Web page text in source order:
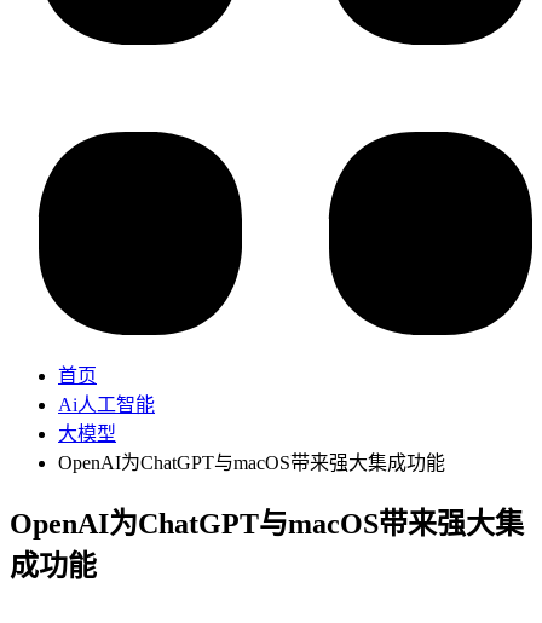
首页
Ai人工智能
大模型
OpenAI为ChatGPT与macOS带来强大集成功能
OpenAI为ChatGPT与macOS带来强大集
成功能